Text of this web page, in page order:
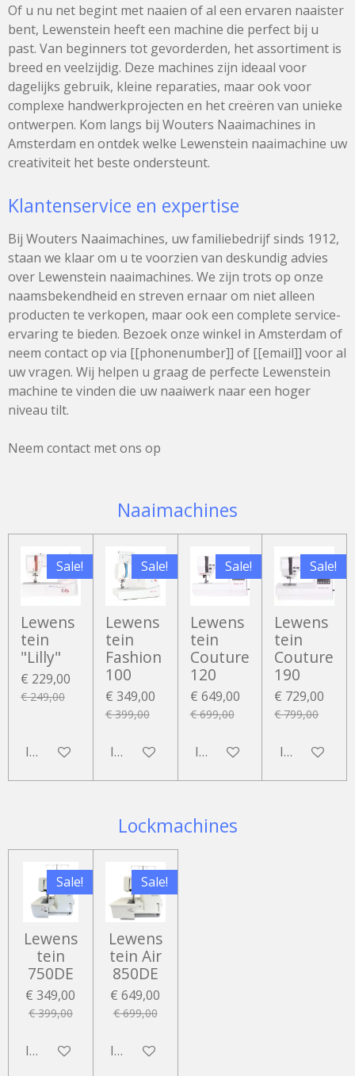
Of u nu net begint met naaien of al een ervaren naaister
bent, Lewenstein heeft een machine die perfect bij u
past. Van beginners tot gevorderden, het assortiment is
breed en veelzijdig. Deze machines zijn ideaal voor
dagelijks gebruik, kleine reparaties, maar ook voor
complexe handwerkprojecten en het creëren van unieke
ontwerpen. Kom langs bij Wouters Naaimachines in
Amsterdam en ontdek welke Lewenstein naaimachine uw
creativiteit het beste ondersteunt.
Klantenservice en expertise
Bij Wouters Naaimachines, uw familiebedrijf sinds 1912,
staan we klaar om u te voorzien van deskundig advies
over Lewenstein naaimachines. We zijn trots op onze
naamsbekendheid en streven ernaar om niet alleen
producten te verkopen, maar ook een complete service-
ervaring te bieden. Bezoek onze winkel in Amsterdam of
neem contact op via [[phonenumber]] of [[email]] voor al
uw vragen. Wij helpen u graag de perfecte Lewenstein
machine te vinden die uw naaiwerk naar een hoger
niveau tilt.
Neem contact met ons op
Naaimachines
Sale!
Lewens
tein
"Lilly"
€ 229,00
€ 249,00
In winkelwagen
Sale!
Lewens
tein
Fashion
100
€ 349,00
€ 399,00
In winkelwagen
Sale!
Lewens
tein
Couture
120
€ 649,00
€ 699,00
In winkelwagen
Sale!
Lewens
tein
Couture
190
€ 729,00
€ 799,00
In
Lockmachines
Sale!
Lewens
tein
750DE
€ 349,00
€ 399,00
In winkelwagen
Sale!
Lewens
tein Air
850DE
€ 649,00
€ 699,00
In winkelwagen